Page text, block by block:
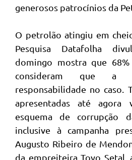
generosos patrocínios da
O petrolão atingiu em
Pesquisa Datafolha
domingo mostra que
consideram que a
responsabilidade no caso.
apresentadas até agora
esquema de corrupção
inclusive à campanha
Augusto Ribeiro de
da empreiteira Toyo Setal,